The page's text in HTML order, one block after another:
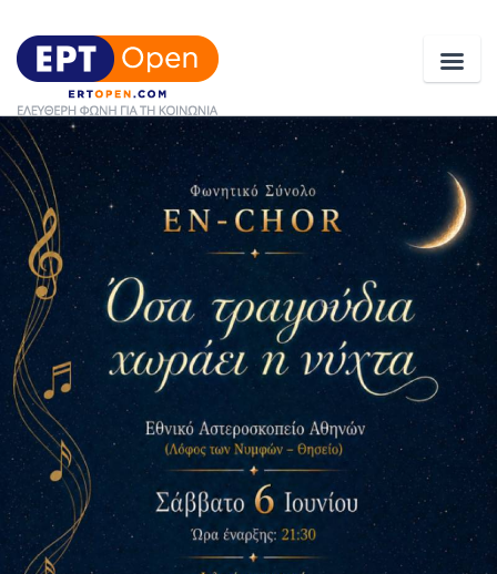
Ειδήσεις
Ελλάδα
Κοινωνία
Πολιτική
Οικονομία
Αθλητικά
Κόσμος
Ραδιόφωνο